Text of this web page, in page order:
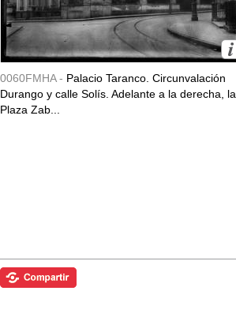
0060FMHA - Palacio Taranco. Circunvalación
Durango y calle Solís. Adelante a la derecha, la
Plaza Zab...